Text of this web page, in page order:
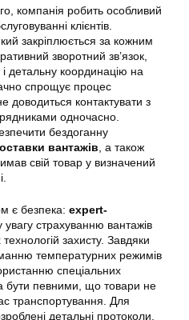
компанія робить особливий
клієнтів.
закріплюється за кожним
зворотний зв’язок,
детальну координацію на
спрощує процес
доводиться контактувати з
одночасно.
бездоганну
вантажів , а також
свій товар у визначений
є безпека: expert-
увагу страхуванню вантажів
захисту. Завдяки
температурних режимів
спеціальних
бути певними, що товари не
транспортування. Для
детальні протоколи,